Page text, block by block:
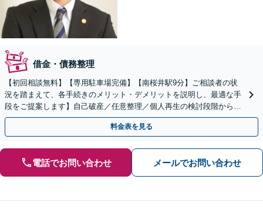
借金・債務整理
【初回相談無料】【専用駐車場完備】【南桜井駅9分】ご相談者の状
況を踏まえて、各手続きのメリット・デメリットを説明し、最適な手
段をご提案します】自己破産／任意整理／個人再生の検討段階から親
身にサポートし、迅速な解決へ尽力【夜間・休日面談可】
料金表を見る
電話でお問い合わせ メールでお問い合わせ